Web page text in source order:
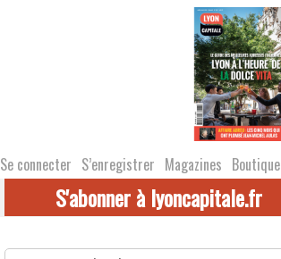
Se connecter S’enregistrer Magazines Boutique
S'abonner à lyoncapitale.fr